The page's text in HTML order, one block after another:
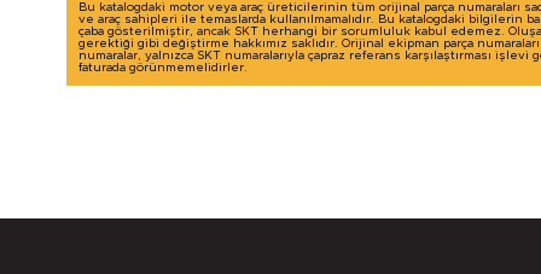
Bu katalogdaki motor veya araç üreticilerinin tüm orijinal parça numaraları
ve araç sahipleri ile temaslarda kullanılmamalıdır. Bu katalogdaki bilgilerin
çaba gösterilmiştir, ancak SKT herhangi bir sorumluluk kabul edemez.
gerektiği gibi değiştirme hakkımız saklıdır. Orijinal ekipman parça
numaralar, yalnızca SKT numaralarıyla çapraz referans karşılaştırması
faturada görünmemelidirler.